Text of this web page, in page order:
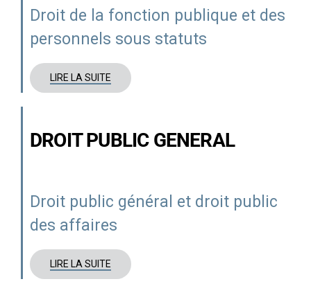
Droit de la fonction publique et des
personnels sous statuts
LIRE LA SUITE
DROIT PUBLIC GENERAL
Droitpublic général et droit public
des affaires
LIRE LA SUITE